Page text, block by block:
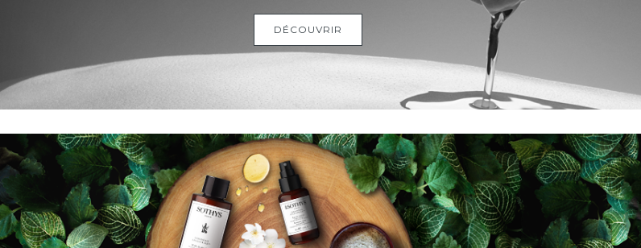
PARFUMERIE UNE HEURE POUR SOI
77190 DAMMARIES LES LYS
ALOES
2A RUE DES CLEMATITES
21800 CHEVIGNY SAINT SAUVEUR
CREATIV' BEAUTE
3, PLACE BELMONT
DÉCOUVRIR